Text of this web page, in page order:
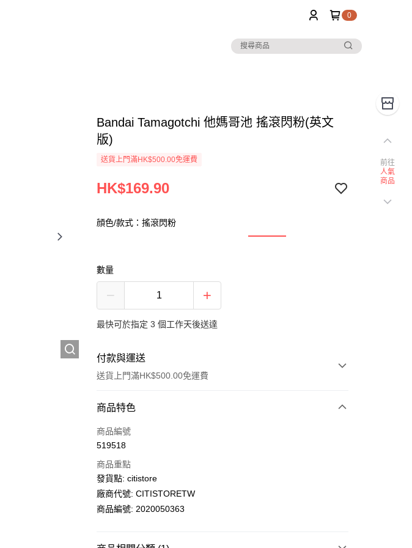
0
Bandai Tamagotchi 他媽哥池 搖滾閃粉(英文
版)
送貨上門滿HK$500.00免運費
HK$169.90
顔色/款式：搖滾閃粉
數量
最快可於指定 3 個工作天後送達
付款與運送
送貨上門滿HK$500.00免運費
付款方式
信用卡
PayMe
WeChat Pay
商品特色
商品編號
519518
商品重點
發貨點: citistore
廠商代號: CITISTORETW
商品編號: 2020050363
前往
人氣
商品